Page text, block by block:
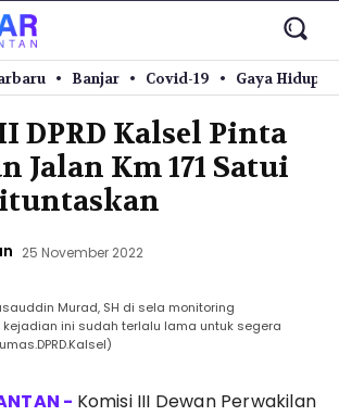
Banjar Covid-19 Gaya Hidup
DPRD Kalsel Pinta
Jalan Km 171 Satui
25 November 2022
Murad, SH di sela monitoring
ini sudah terlalu lama untuk segera
Komisi III Dewan Perwakilan